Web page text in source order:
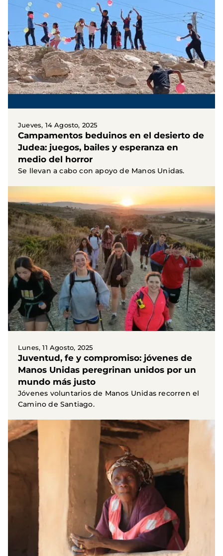
Jueves, 14 Agosto, 2025
Campamentos beduinos en el desierto de
Judea: juegos, bailes y esperanza en
medio del horror
Se llevan a cabo con apoyo de Manos Unidas.
Lunes, 11 Agosto, 2025
Juventud, fe y compromiso: jóvenes de
Manos Unidas peregrinan unidos por un
mundo más justo
Jóvenes voluntarios de Manos Unidas recorren el
Camino de Santiago.